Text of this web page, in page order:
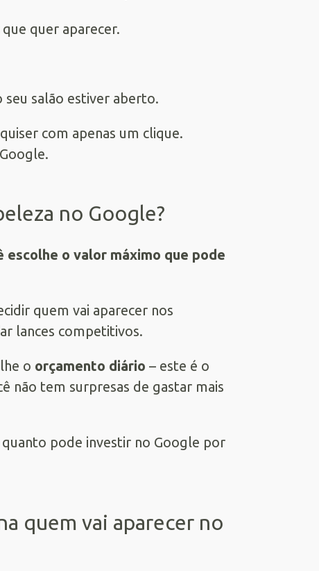
quer aparecer.
seu salão estiver aberto.
com apenas um clique.
no Google?
escolhe o valor máximo que pode
quem vai aparecer nos
lances competitivos.
o orçamento diário – este é o
não tem surpresas de gastar mais
pode investir no Google por
quem vai aparecer no